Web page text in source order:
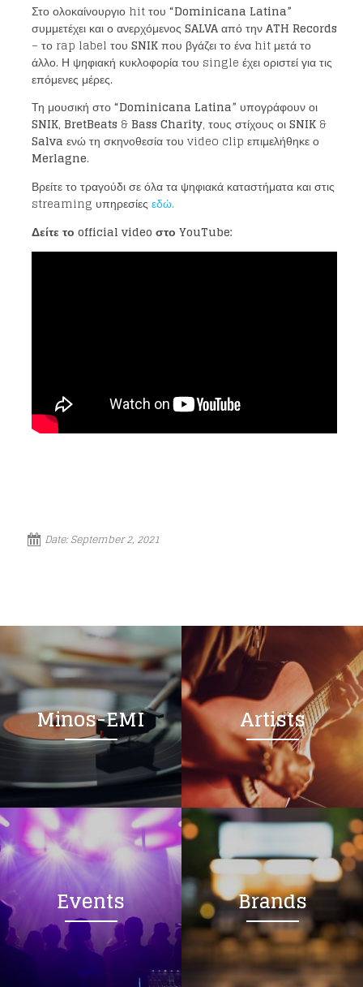
Στο ολοκαίνουργιο hit του “Dominicana Latina”
συμμετέχει και ο ανερχόμενοςSALVAαπό τηνATH Records
– το rap label του SNIKπου βγάζει το ένα hit μετά το
άλλο. Η ψηφιακή κυκλοφορία του single έχει οριστεί για τις
επόμενες μέρες.
Τη μουσική στο“Dominicana Latina” υπογράφουν οι
SNIK, BretBeats & Bass Charity, τους στίχους οιSNIK&
Salva ενώ τη σκηνοθεσία του video clip επιμελήθηκε ο
Merlagne.
Βρείτε το τραγούδι σε όλα τα ψηφιακά καταστήματα και στις
streaming υπηρεσίεςεδώ.
Δείτε το official video στο YouTube:
Date:September 2, 2021
Minos-EMI Artists
Events Brands